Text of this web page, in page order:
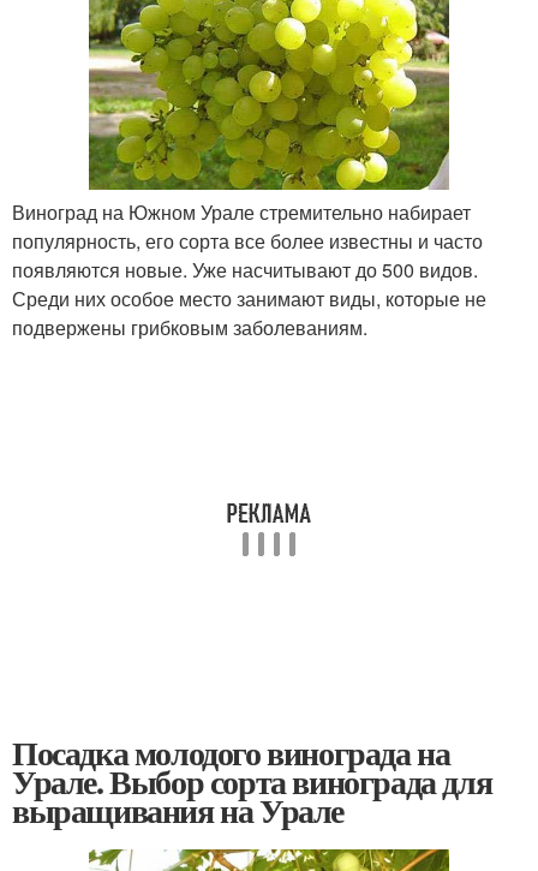
Виноград на Южном Урале стремительно набирает
популярность, его сорта все более известны и часто
появляются новые. Уже насчитывают до 500 видов.
Среди них особое место занимают виды, которые не
подвержены грибковым заболеваниям.
Посадка молодого винограда на
Урале. Выбор сорта винограда для
выращивания на Урале